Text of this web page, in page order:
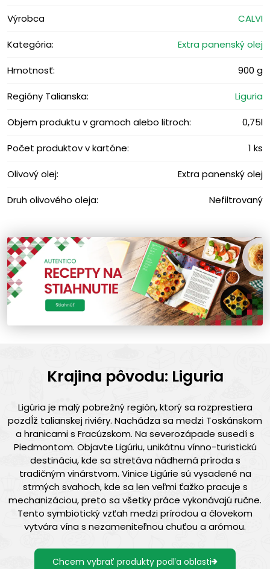
Výrobca CALVI
Kategória: Extra panenský olej
Hmotnosť: 900 g
Regióny Talianska: Liguria
Objem produktu v gramoch alebo litroch: 0,75l
Počet produktov v kartóne: 1 ks
Olivový olej: Extra panenský olej
Druh olivového oleja: Nefiltrovaný
Krajina pôvodu: Liguria
Ligúria je malý pobrežný región, ktorý sa rozprestiera
pozdĺž talianskej riviéry. Nachádza sa medzi Toskánskom
a hranicami s Fracúzskom. Na severozápade susedí s
Piedmontom. Objavte Ligúriu, unikátnu vínno-turistickú
destináciu, kde sa stretáva nádherná príroda s
tradičným vinárstvom. Vinice Ligúrie sú vysadené na
strmých svahoch, kde sa len veľmi ťažko pracuje s
mechanizáciou, preto sa všetky práce vykonávajú ručne.
Tento symbiotický vzťah medzi prírodou a človekom
vytvára vína s nezameniteľnou chuťou a arómou.
Chcem vybrať produkty podľa oblasti